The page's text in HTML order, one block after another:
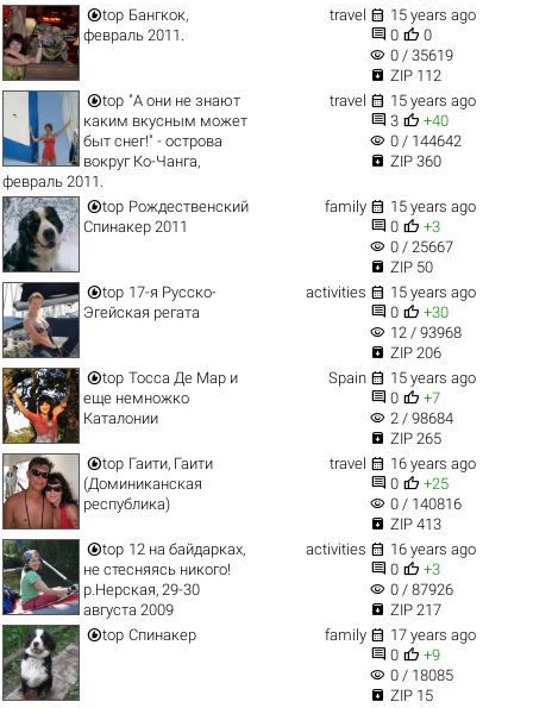
top Бангкок,
февраль 2011.
travel  15 years ago
 0  0
visibility 0 / 35619
 ZIP 112
top "А они не знают
каким вкусным может
быт снег!" - острова
вокруг Ко-Чанга,
февраль 2011.
travel  15 years ago
 3  +40
visibility 0 / 144642
 ZIP 360
top Рождественский
Спинакер 2011
family  15 years ago
 0  +3
visibility 0 / 25667
 ZIP 50
top 17-я Русско-
Эгейская регата
activities  15 years ago
 0  +30
visibility 12 / 93968
 ZIP 206
top Тосса Де Мар и
еще немножко
Каталонии
Spain  15 years ago
 0  +7
visibility 2 / 98684
 ZIP 265
top Гаити, Гаити
(Доминиканская
республика)
travel  16 years ago
 0  +25
visibility 0 / 140816
 ZIP 413
top 12 на байдарках,
не стесняясь никого!
р.Нерская, 29-30
августа 2009
activities  16 years ago
 0  +3
visibility 0 / 87926
 ZIP 217
top Спинакер family  17 years ago
 0  +9
visibility 0 / 18085
 ZIP 15